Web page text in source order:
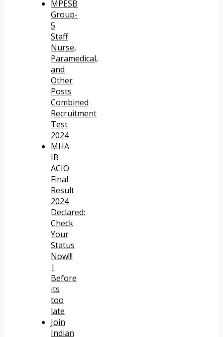
MPESB
Group-
5
Staff
Nurse,
Paramedical,
and
Other
Posts
Combined
Recruitment
Test
2024
MHA
IB
ACIO
Final
Result
2024
Declared:
Check
Your
Status
Now!!!
|
Before
its
too
late
Join
Indian